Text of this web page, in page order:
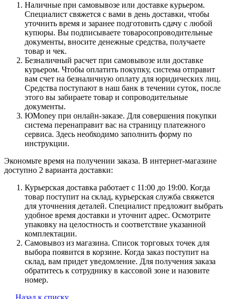
Наличные при самовывозе или доставке курьером.
Специалист свяжется с вами в день доставки, чтобы
уточнить время и заранее подготовить сдачу с любой
купюры. Вы подписываете товаросопроводительные
документы, вносите денежные средства, получаете
товар и чек.
Безналичный расчет при самовывозе или доставке
курьером. Чтобы оплатить покупку, система отправит
вам счет на безналичную оплату для юридических лиц.
Средства поступают в наш банк в течении суток, после
этого вы забираете товар и сопроводительные
документы.
ЮMoney при онлайн-заказе. Для совершения покупки
система перенаправит вас на страницу платежного
сервиса. Здесь необходимо заполнить форму по
инструкции.
Экономьте время на получении заказа. В интернет-магазине
доступно 2 варианта доставки:
Курьерская доставка работает с 11:00 до 19:00. Когда
товар поступит на склад, курьерская служба свяжется
для уточнения деталей. Специалист предложит выбрать
удобное время доставки и уточнит адрес. Осмотрите
упаковку на целостность и соответствие указанной
комплектации.
Самовывоз из магазина. Список торговых точек для
выбора появится в корзине. Когда заказ поступит на
склад, вам придет уведомление. Для получения заказа
обратитесь к сотруднику в кассовой зоне и назовите
номер.